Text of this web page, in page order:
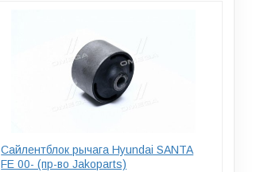
Сайлентблок рычага Hyundai SANTA
FE 00- (пр-во Jakoparts)